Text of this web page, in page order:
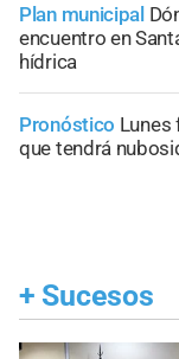
Plan municipal
encuentro en
hídrica
Pronóstico Lunes
que tendrá
+ Sucesos